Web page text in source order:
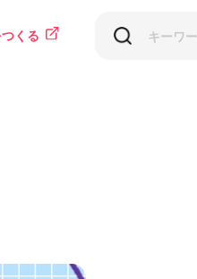
くる